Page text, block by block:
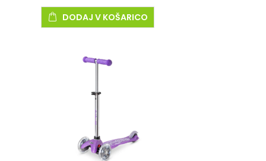
DODAJ V KOŠARICO